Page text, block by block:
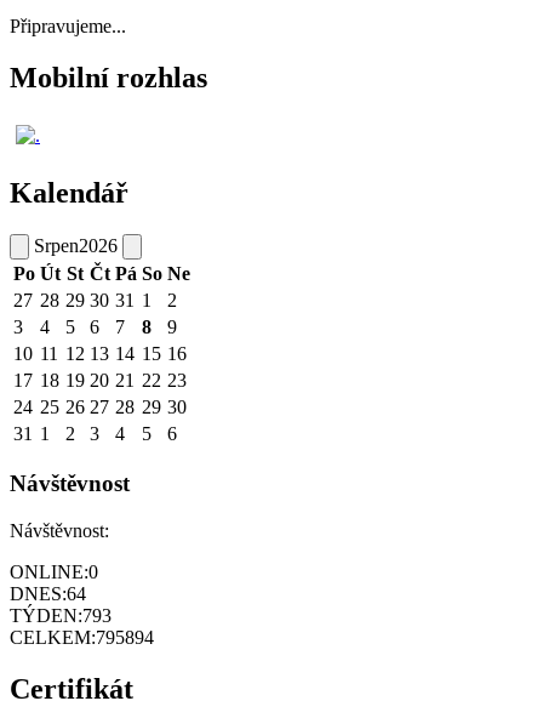
Připravujeme...
Mobilní rozhlas
Kalendář
Srpen2026
Po Út St Čt Pá So Ne
27 28 29 30 31 1
2
3
4 5 6 7 8
9
10 11 12 13 14 15 16
17 18 19 20 21 22 23
24 25 26 27 28 29 30
31 1 2 3 4 5 6
Návštěvnost
Návštěvnost:
ONLINE:0
DNES:64
TÝDEN:793
CELKEM:795894
Certifikát